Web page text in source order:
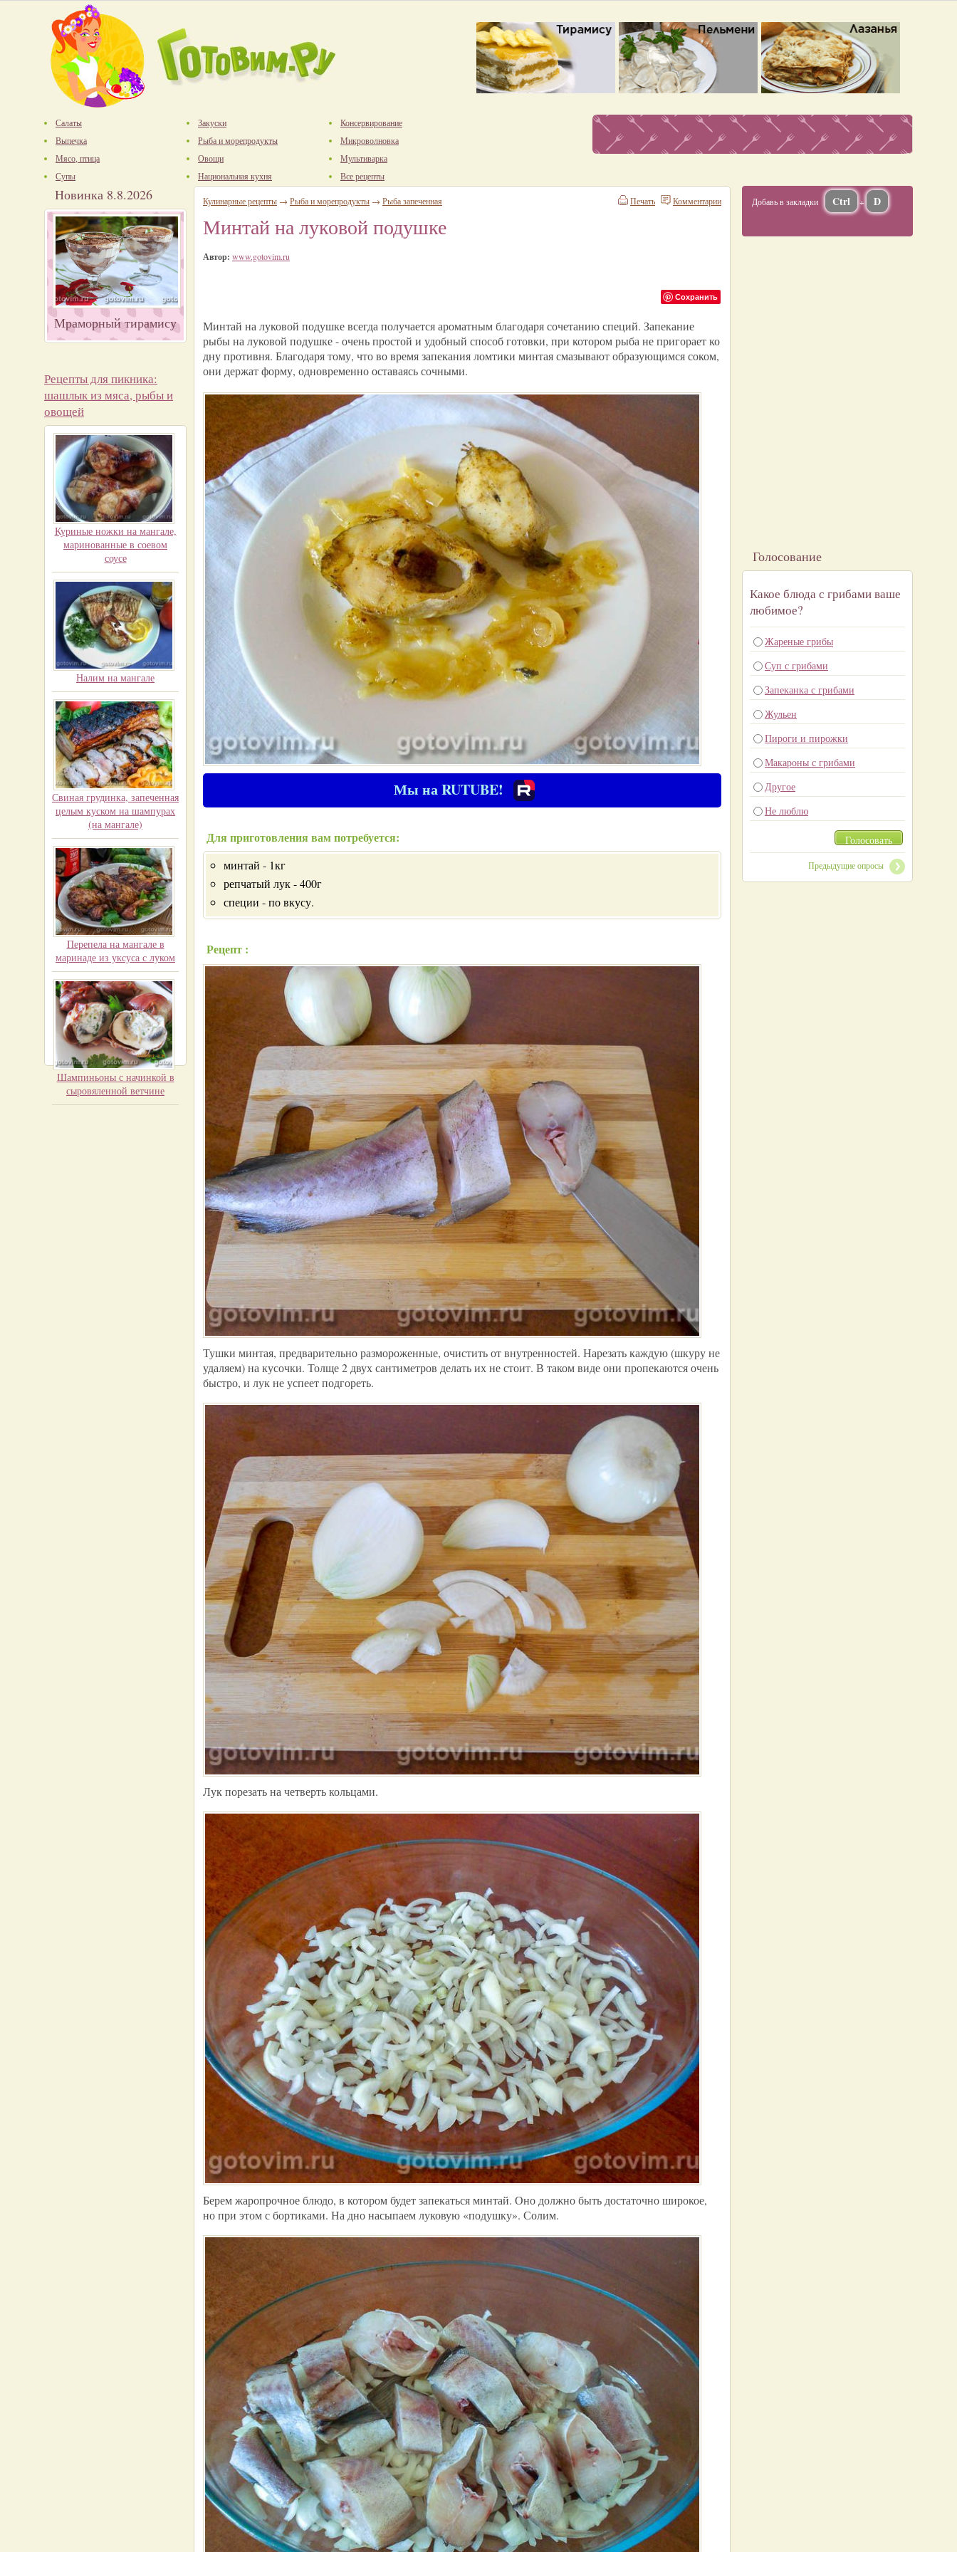
Салаты
Выпечка
Мясо, птица
Супы
Закуски
Рыба и морепродукты
Овощи
Национальная кухня
Консервирование
Микроволновка
Мультиварка
Все рецепты
Новинка 8.8.2026
Мраморный тирамису
Рецепты для пикника:
шашлык из мяса, рыбы и
овощей
Куриные ножки на мангале,
маринованные в соевом
соусе
Налим на мангале
Свиная грудинка, запеченная
целым куском на шампурах
(на мангале)
Перепела на мангале в
маринаде из уксуса с луком
Шампиньоны с начинкой в
сыровяленной ветчине
Комментарии
Печать
Кулинарные рецепты → Рыба и морепродукты → Рыба запеченная
Минтай на луковой подушке
Автор: www.gotovim.ru
Сохранить
Минтай на луковой подушке всегда получается ароматным благодаря сочетанию специй. Запекание
рыбы на луковой подушке - очень простой и удобный способ готовки, при котором рыба не пригорает ко
дну противня. Благодаря тому, что во время запекания ломтики минтая смазывают образующимся соком,
они держат форму, одновременно оставаясь сочными.
Мы на RUTUBE!
Для приготовления вам потребуется:
минтай - 1кг
репчатый лук - 400г
специи - по вкусу.
Рецепт :
Тушки минтая, предварительно размороженные, очистить от внутренностей. Нарезать каждую (шкуру не
удаляем) на кусочки. Толще 2 двух сантиметров делать их не стоит. В таком виде они пропекаются очень
быстро, и лук не успеет подгореть.
Лук порезать на четверть кольцами.
Берем жаропрочное блюдо, в котором будет запекаться минтай. Оно должно быть достаточно широкое,
но при этом с бортиками. На дно насыпаем луковую «подушку». Солим.
Добавь в закладки Ctrl + D
Голосование
Какое блюда с грибами ваше
любимое?
Жареные грибы
Суп с грибами
Запеканка с грибами
Жульен
Пироги и пирожки
Макароны с грибами
Другое
Не люблю
Голосовать
Предыдущие опросы